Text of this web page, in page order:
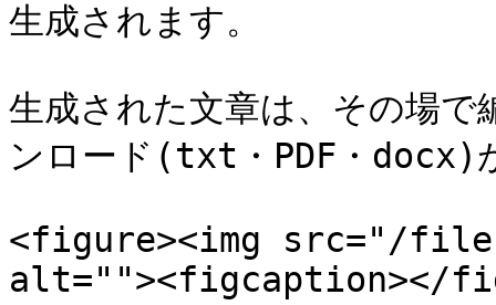
生成されます。
生成された文章は、その場
ンロード(txt・PDF・docx)
<figure><img src="/
alt=""><figcaption></